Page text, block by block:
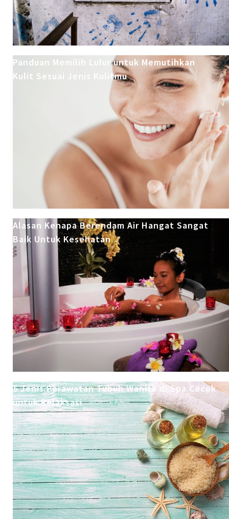
Panduan Memilih Lulur untuk Memutihkan
Kulit Sesuai Jenis Kulitmu
Alasan Kenapa Berendam Air Hangat Sangat
Baik Untuk Kesehatan
5 Jenis Perawatan Tubuh Wanita di Spa Cocok
untuk Relaksasi